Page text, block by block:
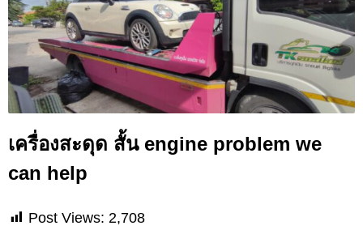
เครื่องสะดุด สั้น engine problem we
can help
Post Views: 2,708